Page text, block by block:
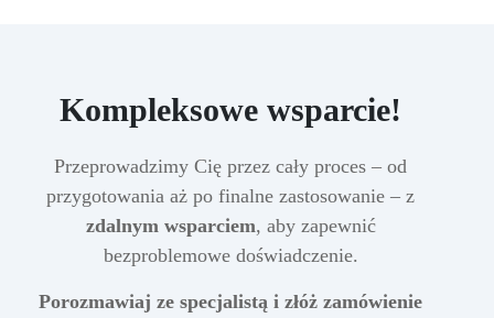
Kompleksowe wsparcie!
Przeprowadzimy Cię przez cały proces – od
przygotowania aż po finalne zastosowanie – z
zdalnym wsparciem, aby zapewnić
bezproblemowe doświadczenie.
Porozmawiaj ze specjalistą i złóż zamówienie